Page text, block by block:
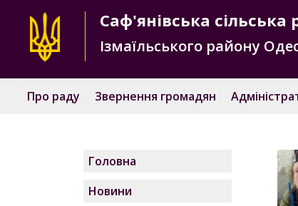
Саф'янівська сільська
Ізмаїльського району
Про раду Звернення громадян
Головна
Новини